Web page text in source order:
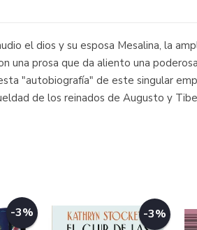
el dios y su esposa Mesalina, la
una prosa que da aliento una
"autobiografía" de este singular
de los reinados de Augusto y
-3% -3%